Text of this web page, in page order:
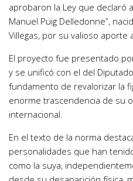
aprobaron la Ley que declaró
Manuel Puig Delledonne”,
Villegas, por su valioso aporte
El proyecto fue presentado
y se unificó con el del
fundamento de revalorizar la
enorme trascendencia de su
internacional.
En el texto de la norma
personalidades que han
como la suya,